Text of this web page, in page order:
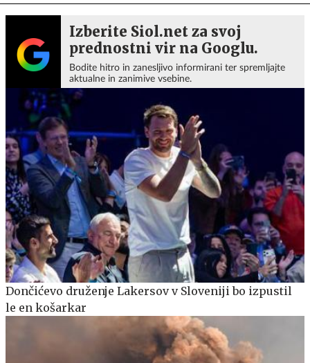
Izberite Siol.net za svoj
prednostni vir na Googlu.
Bodite hitro in zanesljivo informirani ter spremljajte
aktualne in zanimive vsebine.
Dončićevo druženje Lakersov v Sloveniji bo izpustil
le en košarkar